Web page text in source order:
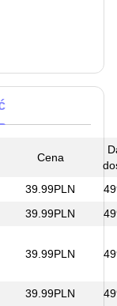
Cena
39.99PLN
39.99PLN
39.99PLN
39.99PLN